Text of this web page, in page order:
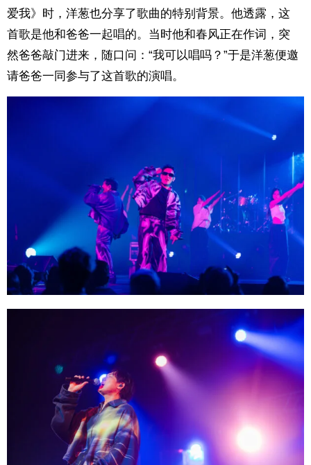
爱我》时，洋葱也分享了歌曲的特别背景。他透露，这
首歌是他和爸爸一起唱的。当时他和春风正在作词，突
然爸爸敲门进来，随口问：“我可以唱吗？”于是洋葱便邀
请爸爸一同参与了这首歌的演唱。